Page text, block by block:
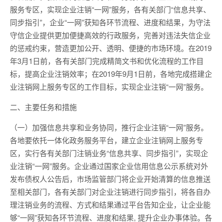
服务专区，实现企业注销“一网”服务，各有关部门“信息共享、
同步指引”，企业“一网”获知各环节流程、进度和结果，为守法
守信企业提供更加便捷高效的行政服务，完善对违法失信企业
的惩戒约束，营造更加公开、透明、便捷的市场环境。在2019
年3月1日前，各有关部门完成精简文书和优化流程的工作目
标，提高企业注销效率；在2019年9月1日前，各地完成搭建企
业注销网上服务专区的工作目标，实现企业注销“一网”服务。
二、主要任务和措施
（一）加强信息共享和业务协同，推行企业注销“一网”服务。
各地要依托一体化政务服务平台，建立企业注销网上服务专
区，实行各有关部门注销业务“信息共享、同步指引”，实现企
业注销“一网”服务。企业通过国家企业信用信息公示系统对外
发布债权人公告后，市场监管部门将企业开始清算的信息推送
至相关部门，各有关部门对企业注销进行同步指引，将各自办
理注销业务的流程、方式和结果通过平台告知企业，让企业能
够“一网”获知各环节流程、进度和结果, 提升企业办事体验。各